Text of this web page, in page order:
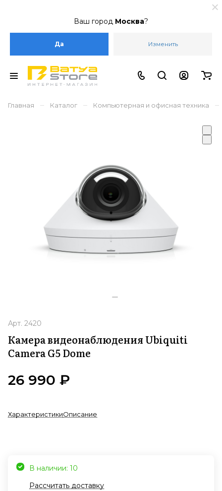
Ваш город Москва?
Да Изменить
Главная – Каталог – Компьютерная и офисная техника –
Арт. 2420
Камера видеонаблюдения Ubiquiti
Camera G5 Dome
26 990 ₽
ХарактеристикиОписание
В наличии: 10
Рассчитать доставку